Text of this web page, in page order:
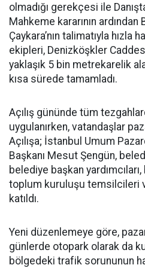
olmadığı gerekçesi ile
Mahkeme kararının
Çaykara’nın talimatıyla
ekipleri, Denizköşkler
yaklaşık 5 bin metrekarelik
kısa sürede tamamladı.
Açılış gününde tüm
uygulanırken, vatandaşlar
Açılışa; İstanbul Umum
Başkanı Mesut Şengün,
belediye başkan
toplum kuruluşu temsilcileri
katıldı.
Yeni düzenlemeye göre,
günlerde otopark olarak da
bölgedeki trafik sorununun